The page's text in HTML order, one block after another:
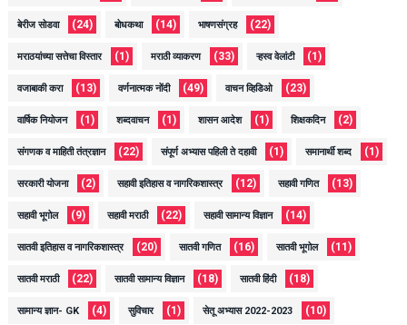
बेरीज सोडवा (24) बोधकथा (14) भाषणसंग्रह (22)
मराठयांच्या सत्तेचा विस्तार (1) मराठी व्याकरण (33) ऱ्हस्व वेलांटी (1)
वजाबाकी करा (13) वर्णनात्मक नोंदी (49) वाचन व्हिडिओ (23)
वार्षिक नियोजन (1) शब्दवाचन (1) शासन आदेश (1) शिक्षकदिन (2)
संगणक व माहिती तंत्रज्ञान (22) संपूर्ण अभ्यास पहिली ते दहावी (1) समानार्थी शब्द (1)
सरकारी योजना (2) सहावी इतिहास व नागरिकशास्त्र (12) सहावी गणित (13)
सहावी भूगोल (9) सहावी मराठी (22) सहावी सामान्य विज्ञान (14)
सातवी इतिहास व नागरिकशास्त्र (20) सातवी गणित (16) सातवी भूगोल (11)
सातवी मराठी (22) सातवी सामान्य विज्ञान (18) सातवी हिंदी (18)
सामान्य ज्ञान- GK (4) सुविचार (1) सेतू अभ्यास 2022-2023 (10)